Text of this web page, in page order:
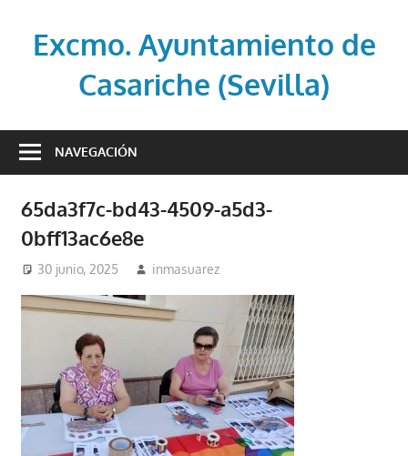
contenidoExcmo. Ayuntamiento de
Casariche (Sevilla)
oficial
de
Casariche
(Sevilla)
NAVEGACIÓN
65da3f7c-bd43-4509-a5d3-
0bff13ac6e8e
30 junio, 2025 inmasuarez